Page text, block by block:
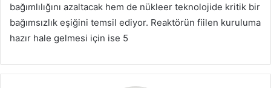
bağımlılığını azaltacak hem de nükleer teknolojide kritik bir
bağımsızlık eşiğini temsil ediyor. Reaktörün fiilen kuruluma
hazır hale gelmesi için ise 5